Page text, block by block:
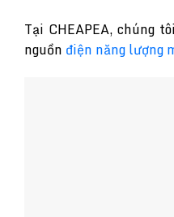
Tại CHEAPEA, chúng
nguồn điện năng lượng